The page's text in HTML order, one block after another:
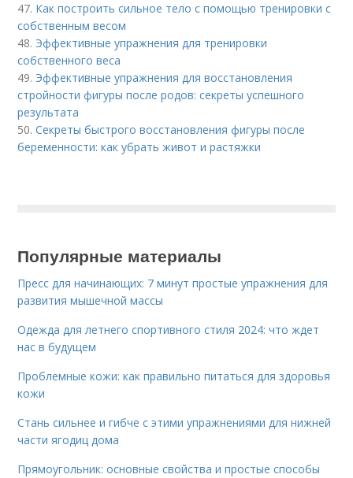
47. Как построить сильное тело с помощью тренировки с
собственным весом
48. Эффективные упражнения для тренировки
собственного веса
49. Эффективные упражнения для восстановления
стройности фигуры после родов: секреты успешного
результата
50.Секреты быстрого восстановления фигуры после
беременности: как убрать живот и растяжки
Популярные материалы
Пресс для начинающих: 7 минут простые упражнения для
развития мышечной массы
Одежда для летнего спортивного стиля 2024: что ждет
нас в будущем
Проблемные кожи: как правильно питаться для здоровья
кожи
Стань сильнее и гибче с этими упражнениями для нижней
части ягодиц дома
Прямоугольник: основные свойства и простые способы